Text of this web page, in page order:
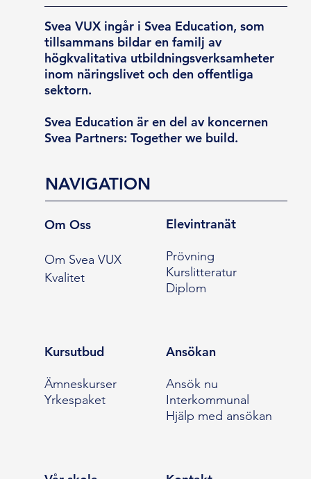
Svea VUX ingår i Svea Education, som
tillsammans bildar en familj av
högkvalitativa utbildningsverksamheter
inom näringslivet och den offentliga
sektorn.
Svea Education är en del av koncernen
Svea Partners: Together we build.
NAVIGATION
Om Oss
Om Svea VUX
Kvalitet
Elevintranät
Prövning
Kurslitteratur
Diplom
Kursutbud
Ämneskurser
Yrkespaket
Ansökan
Ansök nu
Interkommunal
Hjälp med ansökan